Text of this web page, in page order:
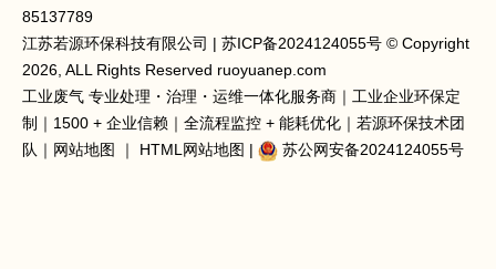
85137789
江苏若源环保科技有限公司 | 苏ICP备2024124055号 © Copyright
2026, ALL Rights Reserved ruoyuanep.com
工业废气 专业处理 ・治理・运维一体化服务商｜工业企业环保定
制｜1500 + 企业信赖｜全流程监控 + 能耗优化｜若源环保技术团
队｜ 网站地图 ｜ HTML网站地图 | 苏公网安备2024124055号